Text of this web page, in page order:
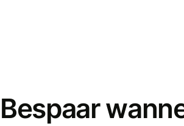
Bespaar